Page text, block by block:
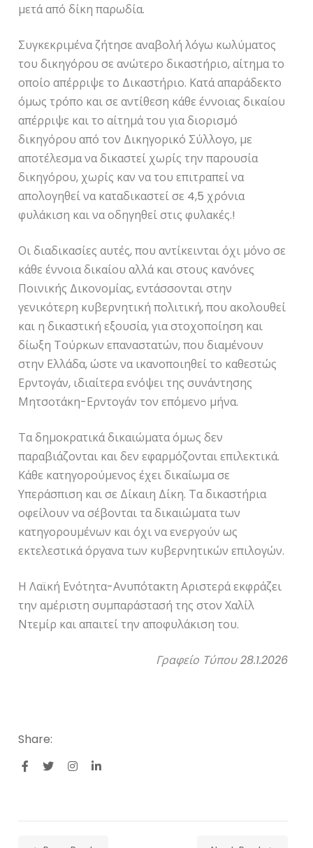
μετά από δίκη παρωδία.
Συγκεκριμένα ζήτησε αναβολή λόγω κωλύματος
του δικηγόρου σε ανώτερο δικαστήριο, αίτημα το
οποίο απέρριψε το Δικαστήριο. Κατά απαράδεκτο
όμως τρόπο και σε αντίθεση κάθε έννοιας δικαίου
απέρριψε και το αίτημά του για διορισμό
δικηγόρου από τον Δικηγορικό Σύλλογο, με
αποτέλεσμα να δικαστεί χωρίς την παρουσία
δικηγόρου, χωρίς καν να του επιτραπεί να
απολογηθεί να καταδικαστεί σε 4,5 χρόνια
φυλάκιση και να οδηγηθεί στις φυλακές.!
Οι διαδικασίες αυτές, που αντίκεινται όχι μόνο σε
κάθε έννοια δικαίου αλλά και στους κανόνες
Ποινικής Δικονομίας, εντάσσονται στην
γενικότερη κυβερνητική πολιτική, που ακολουθεί
και η δικαστική εξουσία, για στοχοποίηση και
δίωξη Τούρκων επαναστατών, που διαμένουν
στην Ελλάδα, ώστε να ικανοποιηθεί το καθεστώς
Ερντογάν, ιδιαίτερα ενόψει της συνάντησης
Μητσοτάκη-Ερντογάν τον επόμενο μήνα.
Τα δημοκρατικά δικαιώματα όμως δεν
παραβιάζονται και δεν εφαρμόζονται επιλεκτικά.
Κάθε κατηγορούμενος έχει δικαίωμα σε
Υπεράσπιση και σε Δίκαιη Δίκη. Τα δικαστήρια
οφείλουν να σέβονται τα δικαιώματα των
κατηγορουμένων και όχι να ενεργούν ως
εκτελεστικά όργανα των κυβερνητικών επιλογών.
Η Λαϊκή Ενότητα-Ανυπότακτη Αριστερά εκφράζει
την αμέριστη συμπαράστασή της στον Χαλίλ
Ντεμίρ και απαιτεί την αποφυλάκιση του.
Γραφείο Τύπου 28.1.2026
Share: